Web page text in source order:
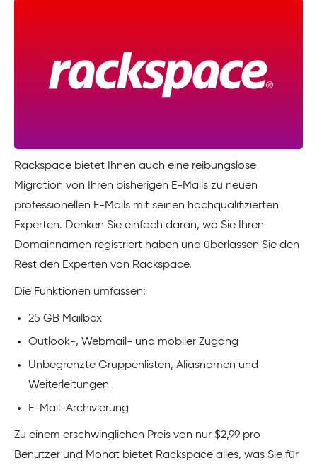
Rackspace bietet Ihnen auch eine reibungslose
Migration von Ihren bisherigen E-Mails zu neuen
professionellen E-Mails mit seinen hochqualifizierten
Experten. Denken Sie einfach daran, wo Sie Ihren
Domainnamen registriert haben und überlassen Sie den
Rest den Experten von Rackspace.
Die Funktionen umfassen:
25 GB Mailbox
Outlook-, Webmail- und mobiler Zugang
Unbegrenzte Gruppenlisten, Aliasnamen und
Weiterleitungen
E-Mail-Archivierung
Zu einem erschwinglichen Preis von nur $2,99 pro
Benutzer und Monat bietet Rackspace alles, was Sie für